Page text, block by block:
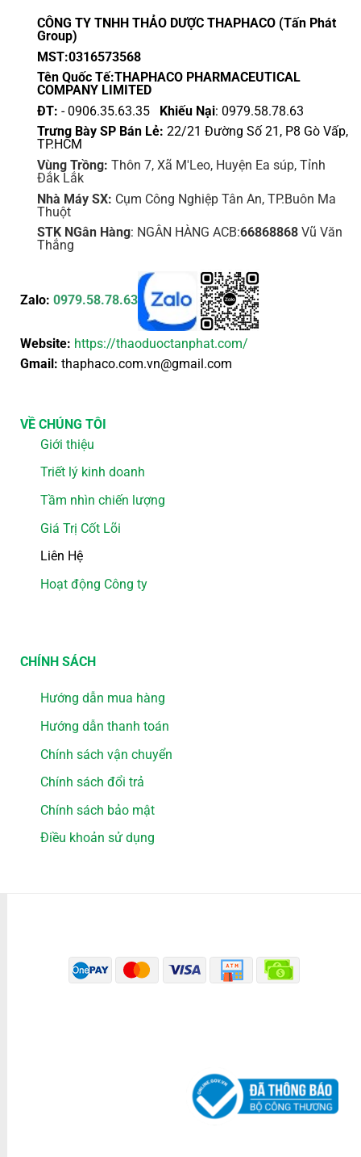
chọn
trang
sản
phẩm
CÔNG TY TNHH THẢO DƯỢC THAPHACO (Tấn Phát
Group)
MST:0316573568
Tên Quốc Tế:THAPHACO PHARMACEUTICAL
COMPANY LIMITED
ĐT: - 0906.35.63.35 Khiếu Nại: 0979.58.78.63
Trưng Bày SP Bán Lẻ: 22/21 Đường Số 21, P8 Gò Vấp,
TP.HCM
Vùng Trồng: Thôn 7, Xã M'Leo, Huyện Ea súp, Tỉnh
Đắk Lắk
Nhà Máy SX: Cụm Công Nghiệp Tân An, TP.Buôn Ma
Thuột
STK NGân Hàng: NGÂN HÀNG ACB:66868868Vũ Văn
Thắng
Zalo: 0979.58.78.63
Website: https://thaoduoctanphat.com/
Gmail: thaphaco.com.vn@gmail.com
VỀ CHÚNG TÔI
Giới thiệu
Triết lý kinh doanh
Tầm nhìn chiến lượng
Giá Trị Cốt Lõi
Liên Hệ
Hoạt động Công ty
CHÍNH SÁCH
Hướng dẫn mua hàng
Hướng dẫn thanh toán
Chính sách vận chuyển
Chính sách đổi trả
Chính sách bảo mật
Điều khoản sử dụng